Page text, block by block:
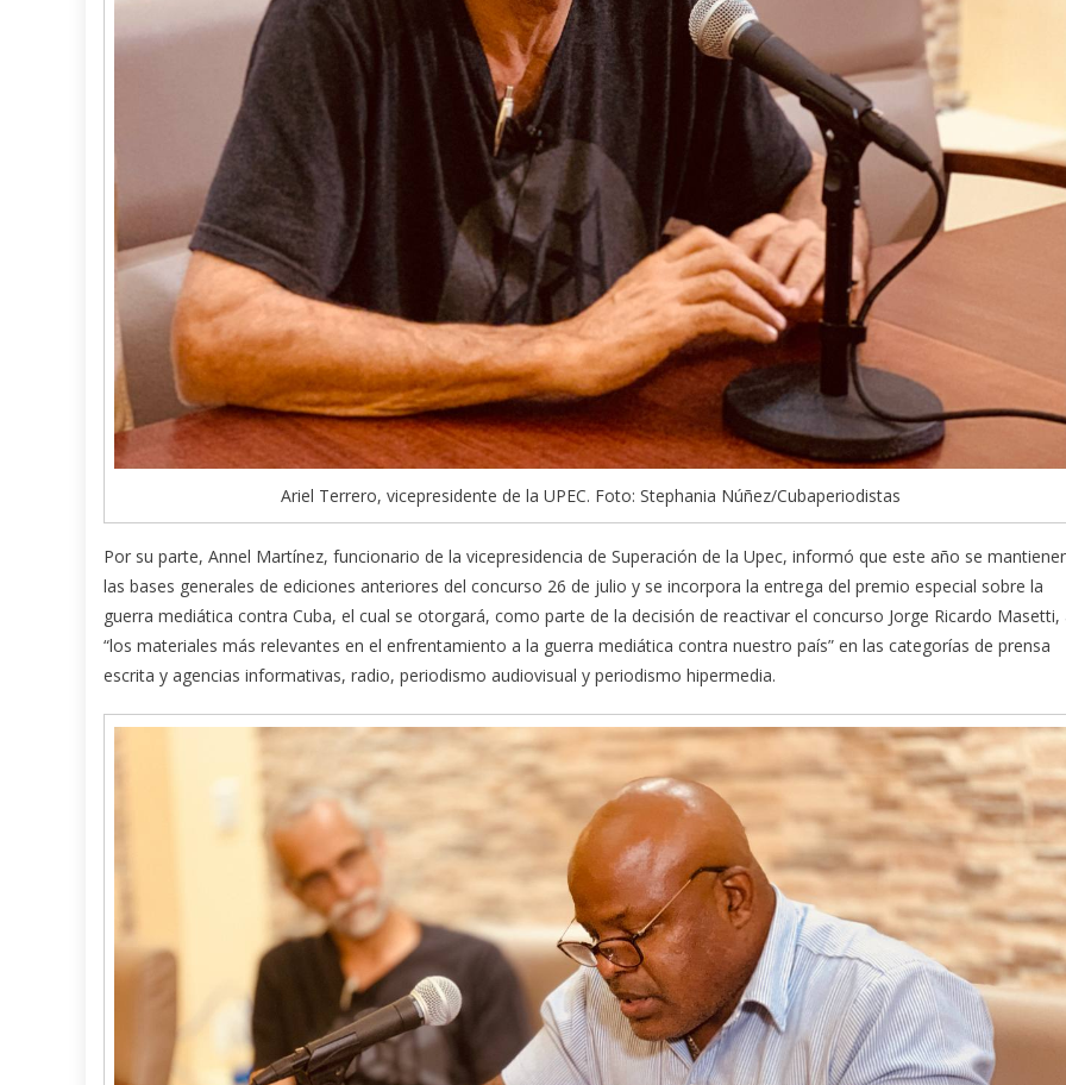
Ariel Terrero, vicepresidente de la UPEC. Foto: Stephania Núñez/Cubaperiodistas
Por su parte, Annel Martínez, funcionario de la vicepresidencia de Superación de la Upec, informó que este año se
las bases generales de ediciones anteriores del concurso 26 de julio y se incorpora la entrega del premio especial sobre la
guerra mediática contra Cuba, el cual se otorgará, como parte de la decisión de reactivar el concurso Jorge Ricardo Masetti,
“los materiales más relevantes en el enfrentamiento a la guerra mediática contra nuestro país” en las categorías de prensa
escrita y agencias informativas, radio, periodismo audiovisual y periodismo hipermedia.